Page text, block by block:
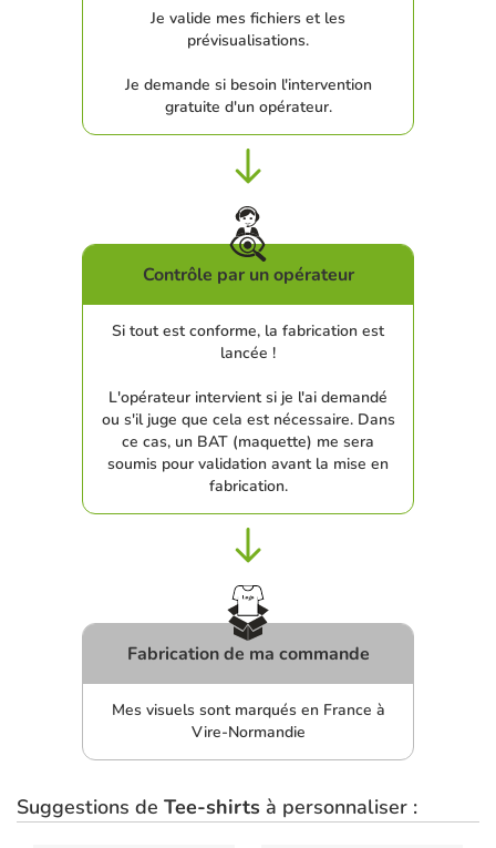
Je valide mes fichiers et les
prévisualisations.
Je demande si besoin l'intervention
gratuite d'un opérateur.
Contrôle par un opérateur
Si tout est conforme, la fabrication est
lancée !
L'opérateur intervient si je l'ai demandé
ou s'il juge que cela est nécessaire. Dans
ce cas, un BAT (maquette) me sera
soumis pour validation avant la mise en
fabrication.
Fabrication de ma commande
Mes visuels sont marqués en France à
Vire-Normandie
Suggestions de Tee-shirts à personnaliser :